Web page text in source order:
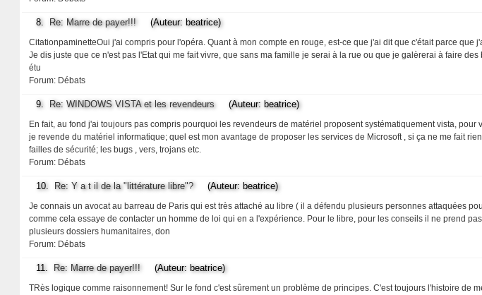
8. Re: Marre de payer!!! (Auteur: beatrice)
CitationpaminetteOui j'ai compris pour l'opéra. Quant à mon compte en rouge, est-ce que j'ai dit que c'était parce que
Je dis juste que ce n'est pas l'Etat qui me fait vivre, que sans ma famille je serai à la rue ou que je galèrerai à faire
étu
Forum: Débats
9. Re: WINDOWS VISTA et les revendeurs(Auteur: beatrice)
En fait, au fond j'ai toujours pas compris pourquoi les revendeurs de matériel proposent systématiquement vista, pour
je revende du matériel informatique; quel est mon avantage de proposer les services de Microsoft , si ça ne me fait
failles de sécurité; les bugs , vers, trojans etc.
Forum: Débats
10. Re: Y a t il de la "littérature libre"?(Auteur: beatrice)
Je connais un avocat au barreau de Paris qui est très attaché au libre ( il a défendu plusieurs personnes attaquées
comme cela essaye de contacter un homme de loi qui en a l'expérience. Pour le libre, pour les conseils il ne prend
plusieurs dossiers humanitaires, don
Forum: Débats
11. Re: Marre de payer!!! (Auteur: beatrice)
TRès logique comme raisonnement! Sur le fond c'est sûrement un problème de principes. C'est toujours l'histoire de